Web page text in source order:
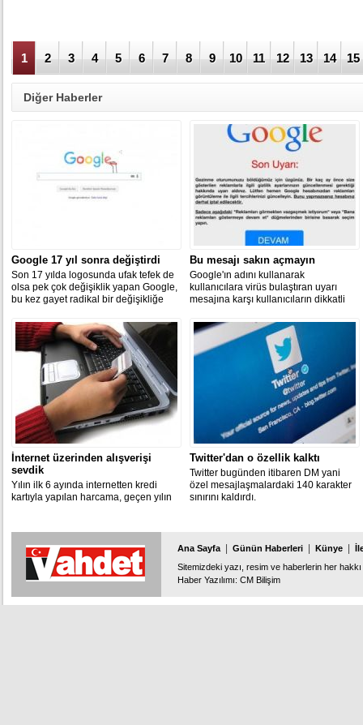
1 2 3 4 5 6 7 8 9 10 11 12 13 14 15
Diğer Haberler
Google 17 yıl sonra değiştirdi
Son 17 yılda logosunda ufak tefek de
olsa pek çok değişiklik yapan Google,
bu kez gayet radikal bir değişikliğe
Bu mesajı sakın açmayın
Google'ın adını kullanarak
kullanıcılara virüs bulaştıran uyarı
mesajına karşı kullanıcıların dikkatli
İnternet üzerinden alışverişi
sevdik
Yılın ilk 6 ayında internetten kredi
kartıyla yapılan harcama, geçen yılın
Twitter'dan o özellik kalktı
Twitter bugünden itibaren DM yani
özel mesajlaşmalardaki 140 karakter
sınırını kaldırdı.
Ana Sayfa Günün Haberleri Künye
Sitemizdeki yazı, resim ve haberlerin her
Haber Yazılımı: CM Bilişim